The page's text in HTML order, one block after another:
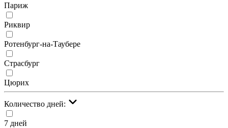
Париж
Риквир
Ротенбург-на-Таубере
Страсбург
Цюрих
Количество дней:
7 дней